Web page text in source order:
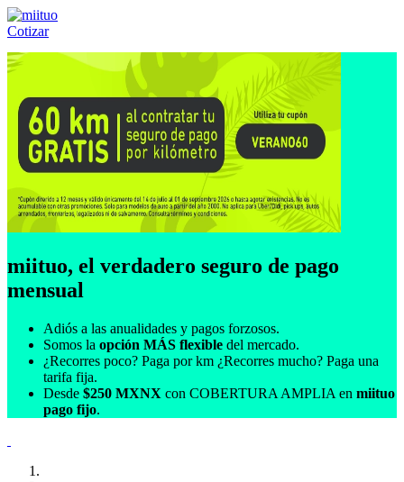
Cotizar
Llámanos al:(55) 84-21-05-00 ó
miituo, el verdadero seguro de pago
mensual
Adiós a las anualidades y pagos forzosos.
Somos la opción MÁS flexible del mercado.
¿Recorres poco? Paga por km ¿Recorres mucho? Paga una
tarifa fija.
Desde $250 MXNX con COBERTURA AMPLIA en miituo
pago fijo.